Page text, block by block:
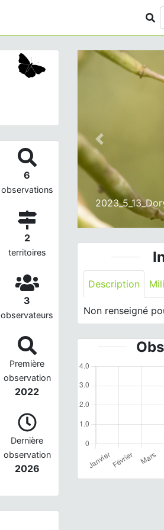
6
observations
2
territoires
3
observateurs
Première
observation
2022
Dernière
observation
2026
Previous
Description
Non renseigné